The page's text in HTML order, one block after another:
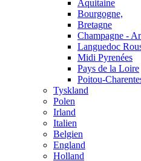
Aquitaine
Bourgogne,
Bretagne
Champagne -
Languedoc
Midi Pyrenées
Pays de la Loire
Poitou-
Tyskland
Polen
Irland
Italien
Belgien
England
Holland